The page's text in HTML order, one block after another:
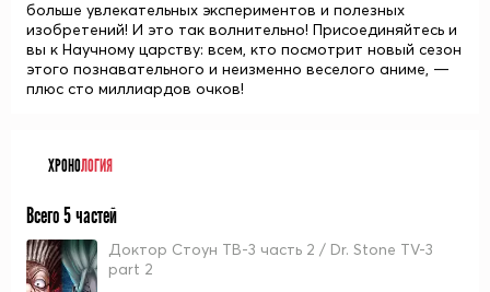
больше увлекательных экспериментов и полезных
изобретений! И это так волнительно! Присоединяйтесь и
вы к Научному царству: всем, кто посмотрит новый сезон
этого познавательного и неизменно веселого аниме, —
плюс сто миллиардов очков!
ХРОНОЛОГИЯ
Всего 5 частей
Доктор Стоун ТВ-3 часть 2 / Dr. Stone TV-3
part 2